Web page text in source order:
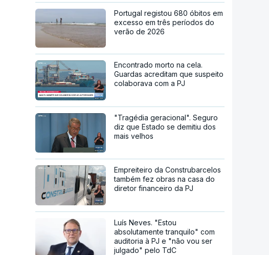
Portugal registou 680 óbitos em
excesso em três períodos do
verão de 2026
Encontrado morto na cela.
Guardas acreditam que suspeito
colaborava com a PJ
"Tragédia geracional". Seguro
diz que Estado se demitiu dos
mais velhos
Empreiteiro da Construbarcelos
também fez obras na casa do
diretor financeiro da PJ
Luís Neves. "Estou
absolutamente tranquilo" com
auditoria à PJ e "não vou ser
julgado" pelo TdC